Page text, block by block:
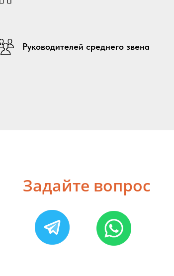
Руководителей среднего звена
Задайте вопрос